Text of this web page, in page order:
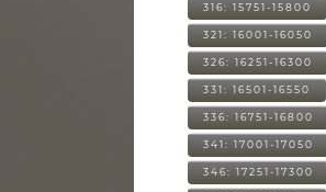
316: 15751-15800
321: 16001-16050
326: 16251-16300
331: 16501-16550
336: 16751-16800
341: 17001-17050
346: 17251-17300